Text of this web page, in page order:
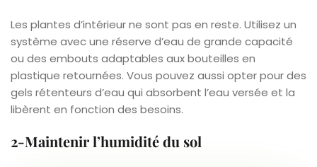
Les plantes d’intérieur ne sont pas en reste. Utilisez un
système avec une réserve d’eau de grande capacité
ou des embouts adaptables aux bouteilles en
plastique retournées. Vous pouvez aussi opter pour des
gels rétenteurs d’eau qui absorbent l’eau versée et la
libèrent en fonction des besoins.
2-Maintenir l’humidité du sol